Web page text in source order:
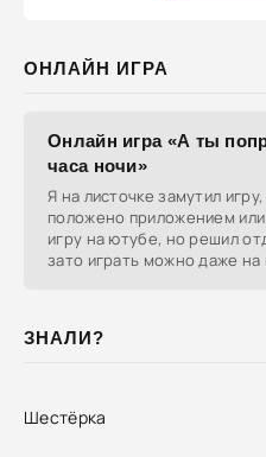
ОНЛАЙН ИГРА
Онлайн игра «А ты
часа ночи»
Я на листочке замутил
положено приложением
игру на ютубе, но решил
зато играть можно даже
ЗНАЛИ?
Шестёрка